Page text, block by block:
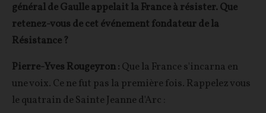
général de Gaulle appelait la France à résister. Que
retenez-vous de cet événement fondateur de la
Résistance ?
Pierre-Yves Rougeyron : Que la France s'incarna en
une voix. Ce ne fut pas la première fois. Rappelez vous
le quatrain de Sainte Jeanne d'Arc :